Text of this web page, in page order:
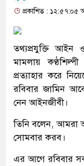
প্রকাশিত : ১২:৫৭:০৫
তথ্যপ্রযুক্তি আইন
মামলায়
প্রত্যাহার করে
রবিবার জামিন
নেন আইনজীবী।
তিনি বলেন, আমরা
সোমবার করব।
এর আগে রবিবার